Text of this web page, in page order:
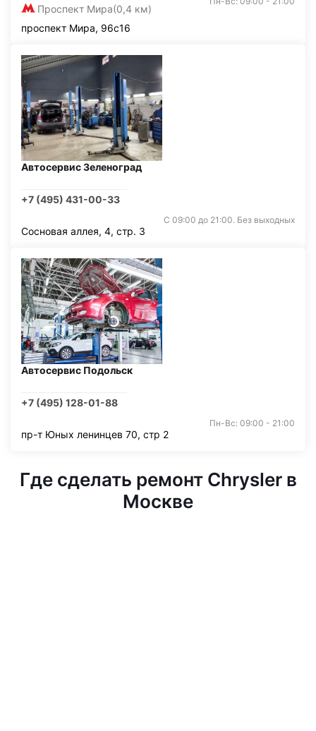
Проспект Мира(0,4 км)
проспект Мира, 96с16
Автосервис Зеленоград
+7 (495) 431-00-33
С 09:00 до 21:00. Без выходных
Сосновая аллея, 4, стр. 3
Автосервис Подольск
+7 (495) 128-01-88
Пн-Вс: 09:00 - 21:00
пр-т Юных ленинцев 70, стр 2
Где сделать ремонт Chrysler в
Москве